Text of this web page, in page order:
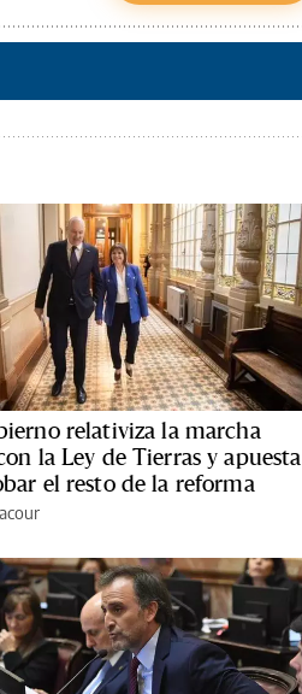
relativiza la marcha
la Ley de Tierras y apuesta
el resto de la reforma